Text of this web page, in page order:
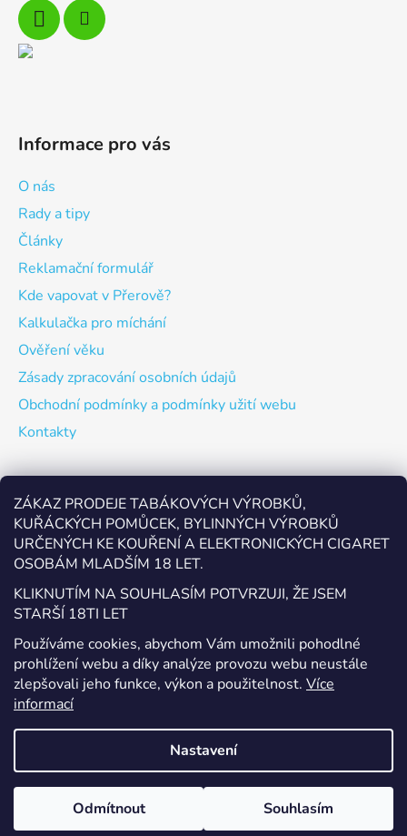
ZÁKAZ PRODEJE TABÁKOVÝCH VÝROBKŮ,
KUŘÁCKÝCH POMŮCEK, BYLINNÝCH VÝROBKŮ
URČENÝCH KE KOUŘENÍ A ELEKTRONICKÝCH CIGARET
OSOBÁM MLADŠÍM 18 LET.
KLIKNUTÍM NA SOUHLASÍM POTVRZUJI, ŽE JSEM
STARŠÍ 18TI LET
Používáme cookies, abychom Vám umožnili pohodlné
prohlížení webu a díky analýze provozu webu neustále
zlepšovali jeho funkce, výkon a použitelnost. Více
informací
Nastavení
Odmítnout Souhlasím
Informace pro vás
O nás
Rady a tipy
Články
Reklamační formulář
Kde vapovat v Přerově?
Kalkulačka pro míchání
Ověření věku
Zásady zpracování osobních údajů
Obchodní podmínky a podmínky užití webu
Kontakty
Odebírat newsletter
Vložte svůj e-mail a my vám budeme zasílat informace o
nových produktech na našem e-shopu.
E-mail
Vložením e-mailu souhlasíte s
podmínkami ochrany
osobních údajů
PŘIHLÁSIT SE
Vytvořil Shoptet
Copyright 2026EcigaretyPřerov.cz. Všechna práva